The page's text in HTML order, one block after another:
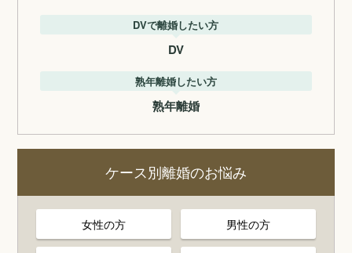
DVで離婚したい方
DV
熟年離婚したい方
熟年離婚
ケース別離婚のお悩み
女性の方 男性の方